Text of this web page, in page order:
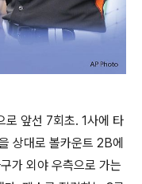
앞선 7회초. 1사에 타
상대로 볼카운트 2B에
가 외야 우측으로 가는